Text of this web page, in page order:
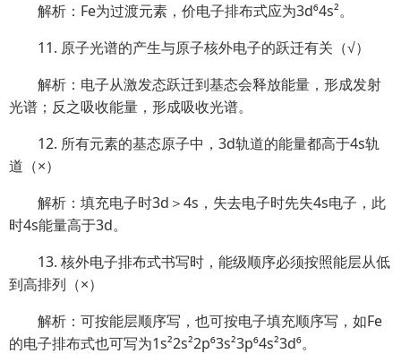
解析：Fe为过渡元素，价电子排布式应为3d⁶4s²。
11. 原子光谱的产生与原子核外电子的跃迁有关（√）
解析：电子从激发态跃迁到基态会释放能量，形成发射
光谱；反之吸收能量，形成吸收光谱。
12. 所有元素的基态原子中，3d轨道的能量都高于4s轨
道（×）
解析：填充电子时3d＞4s，失去电子时先失4s电子，此
时4s能量高于3d。
13. 核外电子排布式书写时，能级顺序必须按照能层从低
到高排列（×）
解析：可按能层顺序写，也可按电子填充顺序写，如Fe
的电子排布式也可写为1s²2s²2p⁶3s²3p⁶4s²3d⁶。